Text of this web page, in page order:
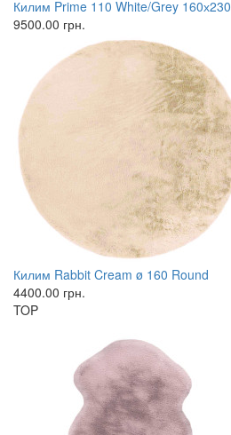
Килим Prime 110 White/Grey 160х230
9500.00 грн.
Килим Rabbit Cream ø 160 Round
4400.00 грн.
TOP